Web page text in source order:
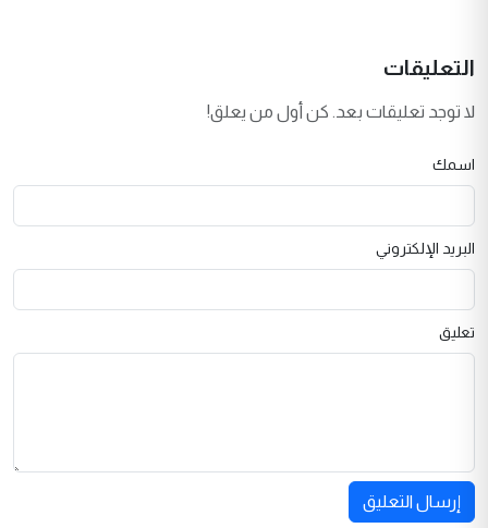
التعليقات
لا توجد تعليقات بعد. كن أول من يعلق!
اسمك
البريد الإلكتروني
تعليق
إرسال التعليق